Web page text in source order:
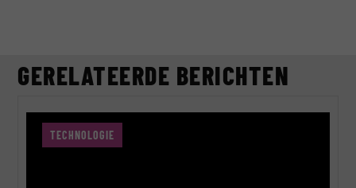
GERELATEERDE BERICHTEN
TECHNOLOGIE